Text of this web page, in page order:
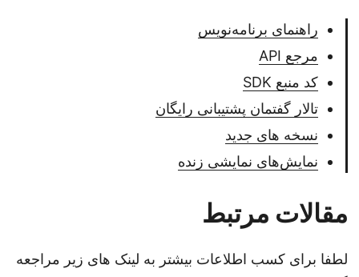
راهنمای برنامه‌نویس
مرجع API
کد منبع SDK
تالار گفتمان پشتیبانی رایگان
نسخه های جدید
نمایش‌های نمایشی زنده
مقالات مرتبط
لطفا برای کسب اطلاعات بیشتر به لینک های زیر مراجعه